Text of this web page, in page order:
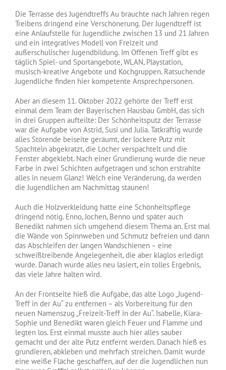
Die Terrasse des Jugendtreffs Au brauchte nach Jahren regen
Treibens dringend eine Verschönerung. Der Jugendtreff ist
eine Anlaufstelle für Jugendliche zwischen 13 und 21 Jahren
und ein integratives Modell von Freizeit und
außerschulischer Jugendbildung. Im Offenen Treff gibt es
täglich Spiel- und Sportangebote, WLAN, Playstation,
musisch-kreative Angebote und Kochgruppen. Ratsuchende
Jugendliche finden hier kompetente Ansprechpersonen.
Aber an diesem 11. Oktober 2022 gehörte der Treff erst
einmal dem Team der Bayerischen Hausbau GmbH, das sich
in drei Gruppen aufteilte: Der Schönheitsputz der Terrasse
war die Aufgabe von Astrid, Susi und Julia. Tatkräftig wurde
alles Störende beiseite geräumt, der lockere Putz mit
Spachteln abgekratzt, die Löcher verspachtelt und die
Fenster abgeklebt. Nach einer Grundierung wurde die neue
Farbe in zwei Schichten aufgetragen und schon erstrahlte
alles in neuem Glanz! Welch eine Veränderung, da werden
die Jugendlichen am Nachmittag staunen!
Auch die Holzverkleidung hatte eine Schönheitspflege
dringend nötig. Enno, Jochen, Benno und später auch
Benedikt nahmen sich umgehend diesem Thema an. Erst mal
die Wände von Spinnweben und Schmutz befreien und dann
das Abschleifen der langen Wandschienen – eine
schweißtreibende Angelegenheit, die aber klaglos erledigt
wurde. Danach wurde alles neu lasiert, ein tolles Ergebnis,
das viele Jahre halten wird.
An der Frontseite hieß die Aufgabe, das alte Logo „Jugend-
Treff in der Au“ zu entfernen – als Vorbereitung für den
neuen Namenszug „Freizeit-Treff in der Au“. Isabelle, Kiara-
Sophie und Benedikt waren gleich Feuer und Flamme und
legten los. Erst einmal musste auch hier alles sauber
gemacht und der alte Putz entfernt werden. Danach hieß es
grundieren, abkleben und mehrfach streichen. Damit wurde
eine weiße Fläche geschaffen, auf der die Jugendlichen nun